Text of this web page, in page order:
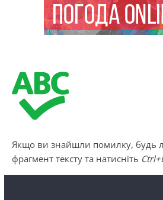
Якщо ви знайшли помилку, будь
фрагмент тексту та натисніть